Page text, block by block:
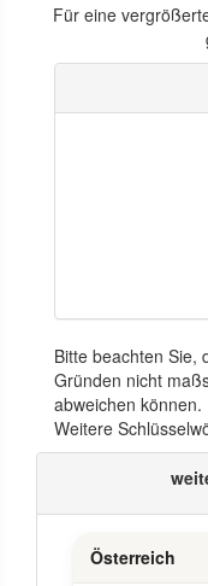
Für eine
Bitte beachten Sie,
Gründen nicht
abweichen können.
Weitere
Österreich